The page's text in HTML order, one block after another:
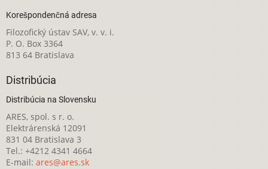
Korešpondenčná adresa
Filozofický ústav SAV, v. v. i.
P. O. Box 3364
813 64 Bratislava
Distribúcia
Distribúcia na Slovensku
ARES, spol. s r. o.
Elektrárenská 12091
831 04 Bratislava 3
Tel.: +4212 4341 4664
E-mail: ares@ares.sk